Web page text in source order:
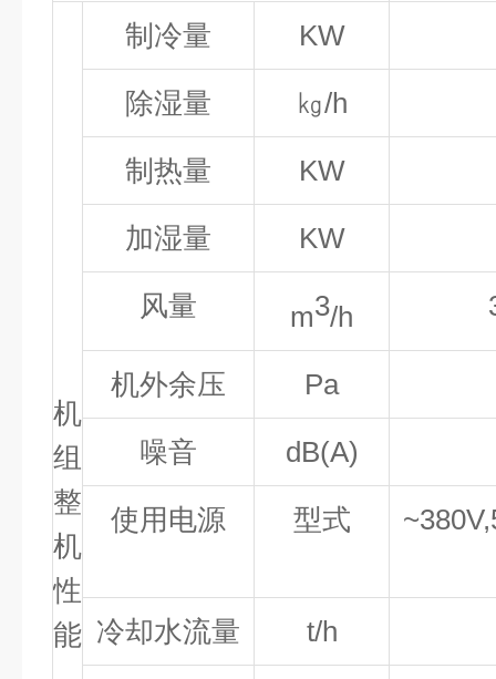
机
组
整
机
性
能
制冷量 KW
除湿量 ㎏/h
制热量 KW
加湿量 KW
风量 m3/h
机外余压 Pa
噪音 dB(A)
使用电源 型式
冷却水流量 t/h